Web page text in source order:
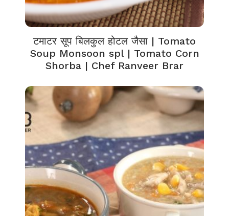
टमाटर सूप बिलकुल होटल जैसा | Tomato
Soup Monsoon spl | Tomato Corn
Shorba | Chef Ranveer Brar